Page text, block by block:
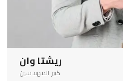
ريشتا وان
كبير المهندسين